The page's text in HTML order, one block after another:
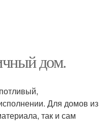
дом.
Для домов из
так и сам